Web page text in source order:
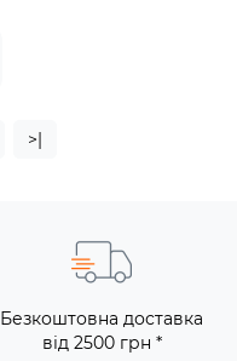
>|
Безкоштовна доставка
від 2500 грн *